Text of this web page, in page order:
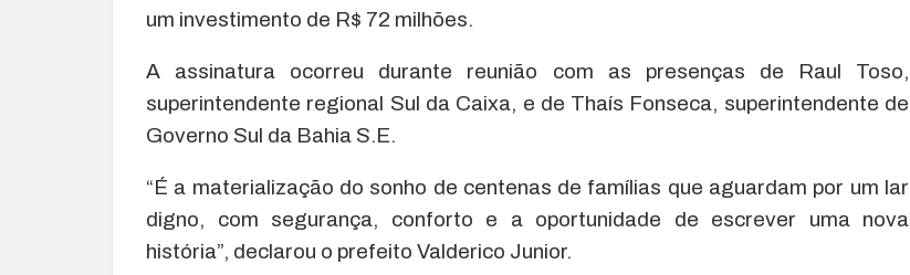
um investimento de R$ 72 milhões.
A assinatura ocorreu durante reunião com as presenças de Raul Toso,
superintendente regional Sul da Caixa, e de Thaís Fonseca, superintendente de
Governo Sul da Bahia S.E.
“É a materialização do sonho de centenas de famílias que aguardam por um lar
digno, com segurança, conforto e a oportunidade de escrever uma nova
história”, declarou o prefeito Valderico Junior.